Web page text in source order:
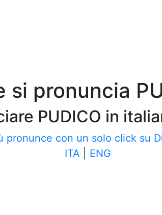
si pronuncia
PUDICO in
pronunce con un solo click su
ITA
ENG